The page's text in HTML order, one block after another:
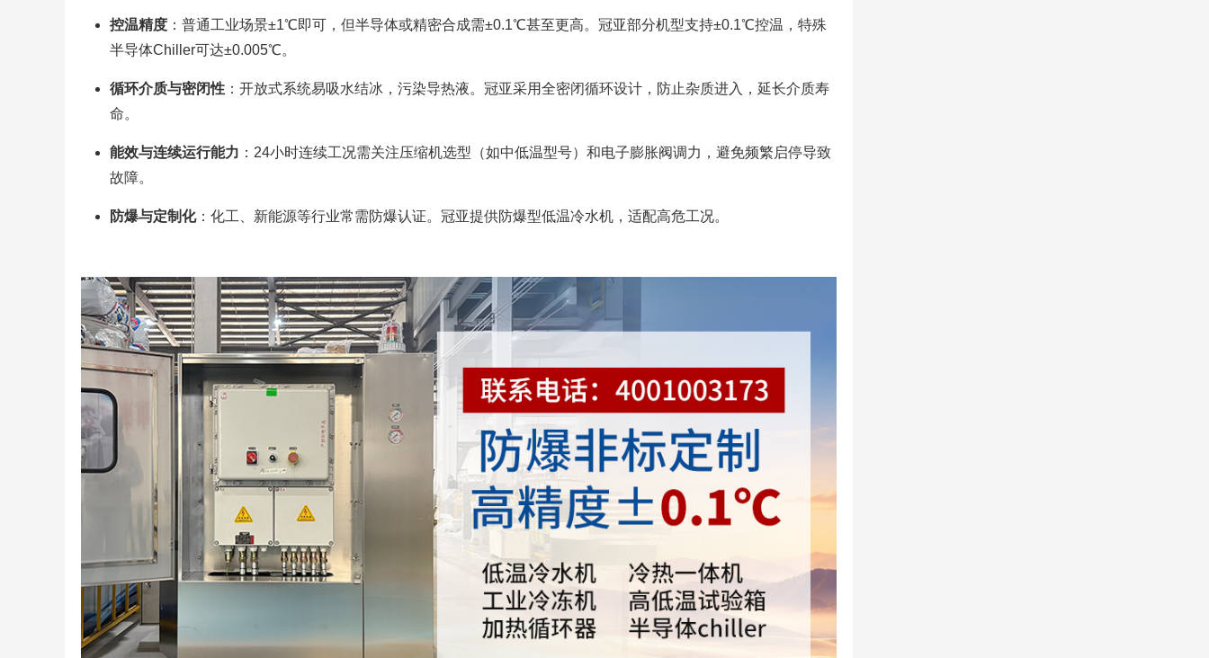
控温精度：普通工业场景±1℃即可，但半导体或精密合成需±0.1℃甚至更高。冠亚部分机型支持±0.1℃控温，特殊
半导体Chiller可达±0.005℃。
循环介质与密闭性：开放式系统易吸水结冰，污染导热液。冠亚采用全密闭循环设计，防止杂质进入，延长介质寿
命。
能效与连续运行能力 ：24小时连续工况需关注压缩机选型（如中低温型号）和电子膨胀阀调力，避免频繁启停导致
故障。
防爆与定制化：化工、新能源等行业常需防爆认证。冠亚提供防爆型低温冷水机，适配高危工况。